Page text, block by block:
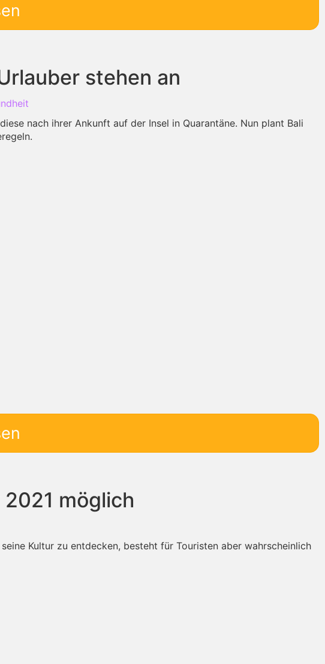
stehen an
nach ihrer Ankunft auf der Insel in Quarantäne. Nun plant Bali
möglich
Kultur zu entdecken, besteht für Touristen aber wahrscheinlich